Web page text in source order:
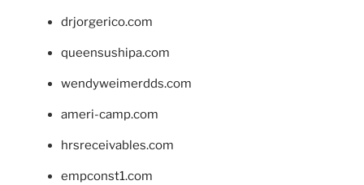
drjorgerico.com
queensushipa.com
wendyweimerdds.com
ameri-camp.com
hrsreceivables.com
empconst1.com